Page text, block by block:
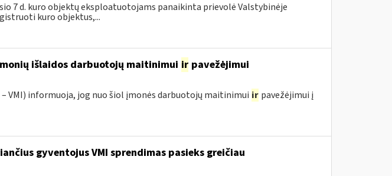
7 d. kuro objektų eksploatuotojams panaikinta prievolė Valstybinėje
kuro objektus,...
išlaidos darbuotojų maitinimui irpavežėjimui
VMI) informuoja, jog nuo šiol įmonės darbuotojų maitinimui ir pavežėjimui į
gyventojus VMI sprendimas pasieks greičiau